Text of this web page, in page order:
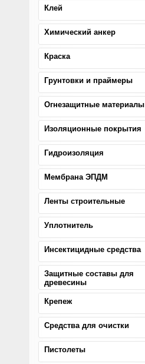
Клей
Химический анкер
Краска
Грунтовки и праймеры
Огнезащитные материалы
Изоляционные покрытия
Гидроизоляция
Мембрана ЭПДМ
Ленты строительные
Уплотнитель
Инсектицидные средства
Защитные составы для
древесины
Крепеж
Средства для очистки
Пистолеты